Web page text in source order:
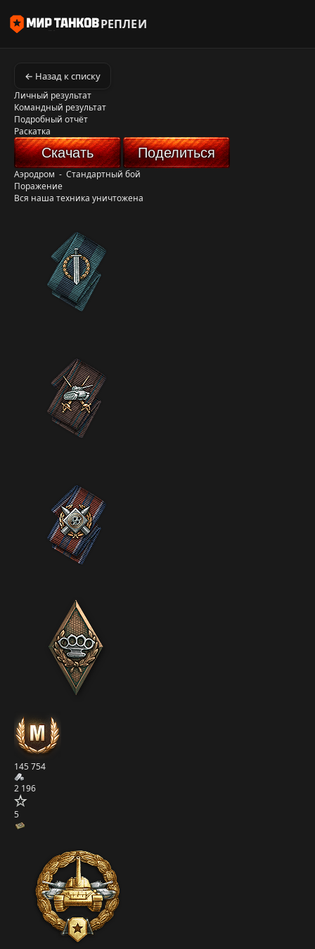
РЕПЛЕИ
← Назад к списку
Личный результат
Командный результат
Подробный отчёт
Раскатка
Скачать Поделиться
Аэродром - Стандартный бой
Поражение
Вся наша техника уничтожена
145 754
2 196
5